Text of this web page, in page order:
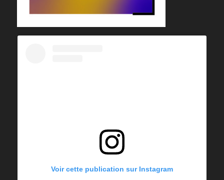
Voir cette publication sur Instagram